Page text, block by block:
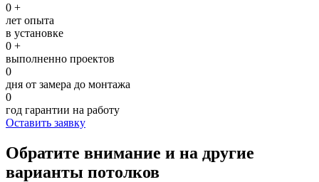
0 +
лет опыта
в установке
0 +
выполненно проектов
0
дня от замера до монтажа
0
год гарантии на работу
Оставить заявку
Обратите внимание и на другие
варианты потолков